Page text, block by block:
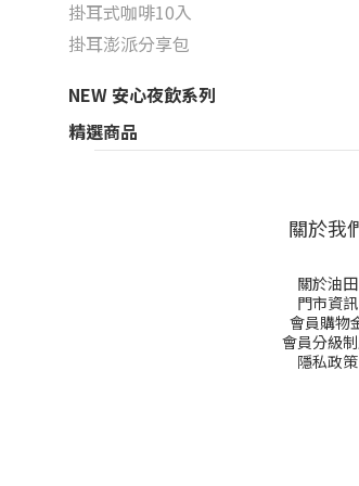
掛耳式咖啡10入
掛耳澎派分享包
NEW 安心夜飲系列
精選商品
關於我
關於油田
門市資訊
會員購物
會員分級
隱私政策